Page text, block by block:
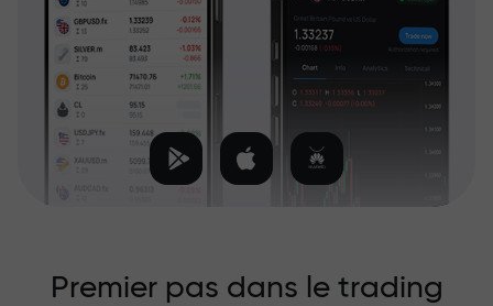
Premier pas dans le trading